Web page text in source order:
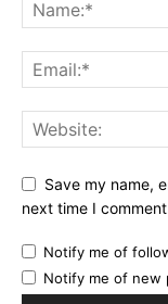
Save my name,
next time I
Notify me of
Notify me of new